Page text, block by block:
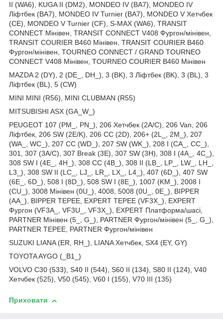
II (WA6), KUGA II (DM2), MONDEO IV (BA7), MONDEO IV
Ліфтбек (BA7), MONDEO IV Turnier (BA7), MONDEO V Хетчбек
(CE), MONDEO V Turnier (CF), S-MAX (WA6), TRANSIT
CONNECT Мінівен, TRANSIT CONNECT V408 Фургон/мінівен,
TRANSIT COURIER B460 Мінівен, TRANSIT COURIER B460
Фургон/мінівен, TOURNEO CONNECT / GRAND TOURNEO
CONNECT V408 Мінівен, TOURNEO COURIER B460 Мінівен
MAZDA 2 (DY), 2 (DE_, DH_), 3 (BK), 3 Ліфтбек (BK), 3 (BL), 3
Ліфтбек (BL), 5 (CW)
MINI MINI (R56), MINI CLUBMAN (R55)
MITSUBISHI ASX (GA_W_)
PEUGEOT 107 (PM_, PN_), 206 Хетчбек (2A/C), 206 Van, 206
Ліфтбек, 206 SW (2E/K), 206 CC (2D), 206+ (2L_, 2M_), 207
(WA_, WC_), 207 CC (WD_), 207 SW (WK_), 208 I (CA_, CC_),
301, 307 (3A/C), 307 Break (3E), 307 SW (3H), 308 I (4A_, 4C_),
308 SW I (4E_, 4H_), 308 CC (4B_), 308 II (LB_, LP_, LW_, LH_,
L3_), 308 SW II (LC_, LJ_, LR_, LX_, L4_), 407 (6D_), 407 SW
(6E_, 6D_), 508 I (8D_), 508 SW I (8E_), 1007 (KM_), 2008 I
(CU_), 3008 Мінівен (0U_), 4008, 5008 (0U_, 0E_), BIPPER
(AA_), BIPPER TEPEE, EXPERT TEPEE (VF3X_), EXPERT
Фургон (VF3A_, VF3U_, VF3X_), EXPERT Платформа/шасі,
PARTNER Мінівен (5_, G_), PARTNER Фургон/мінівен (5_, G_),
PARTNER TEPEE, PARTNER Фургон/мінівен
SUZUKI LIANA (ER, RH_), LIANA Хетчбек, SX4 (EY, GY)
TOYOTA AYGO (_B1_)
VOLVO C30 (533), S40 II (544), S60 II (134), S80 II (124), V40
Хетчбек (525), V50 (545), V60 I (155), V70 III (135)
Приховати